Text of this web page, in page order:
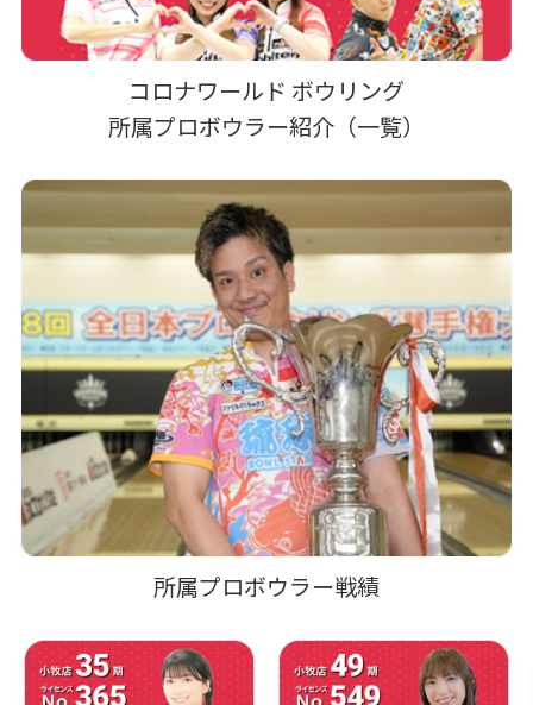
コロナワールド ボウリング
所属プロボウラー紹介（一覧）
所属プロボウラー戦績